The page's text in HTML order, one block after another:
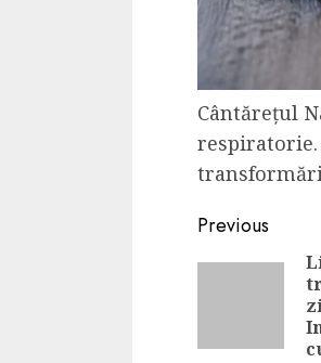
Cântărețul
respiratorie.
Continue
Reading
Previous